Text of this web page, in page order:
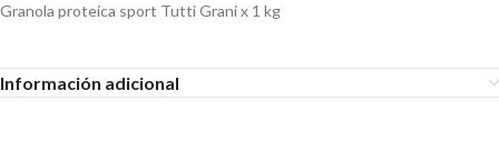
Granola proteica sport Tutti Grani x 1 kg
Información adicional